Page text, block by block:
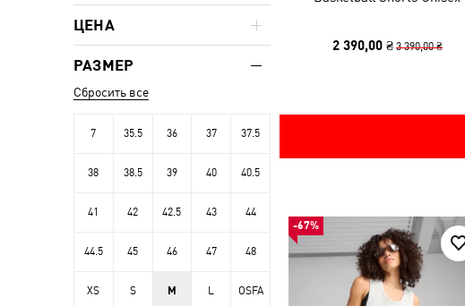
2 390,00 ₴ 3 390,00 ₴
-67%
ЦЕНА
РАЗМЕР
Сбросить все
7 35.5 36 37 37.5
38 38.5 39 40 40.5
41 42 42.5 43 44
44.5 45 46 47 48
XS S M L OSFA